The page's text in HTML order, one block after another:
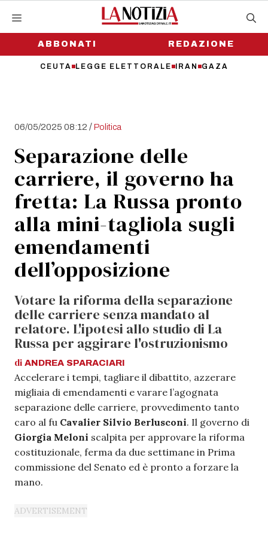
contenutoABBONATI
CEUTA LEGGE ELETTORALE IRAN GAZA
REDAZIONE
06/05/2025 08:12 /Politica
Separazione delle
carriere, il governo ha
fretta: La Russa pronto
alla mini-tagliola sugli
emendamenti
dell’opposizione
Votare la riforma della separazione
delle carriere senza mandato al
relatore. L'ipotesi allo studio di La
Russa per aggirare l'ostruzionismo
di ANDREA SPARACIARI
Accelerare i tempi, tagliare il dibattito, azzerare
migliaia di emendamenti e varare l’agognata
separazione delle carriere, provvedimento tanto
caro al fu Cavalier Silvio Berlusconi. Il governo di
Giorgia Meloni scalpita per approvare la riforma
costituzionale, ferma da due settimane in Prima
commissione del Senato ed è pronto a forzare la
mano.